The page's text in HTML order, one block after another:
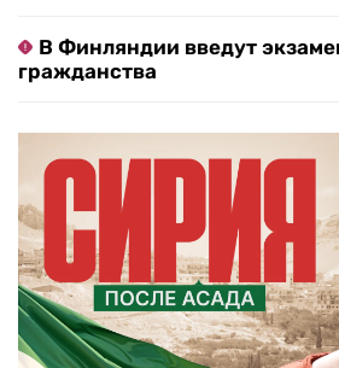
В Финляндии введут
гражданства